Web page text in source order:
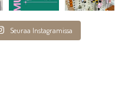
Seuraa Instagramissa